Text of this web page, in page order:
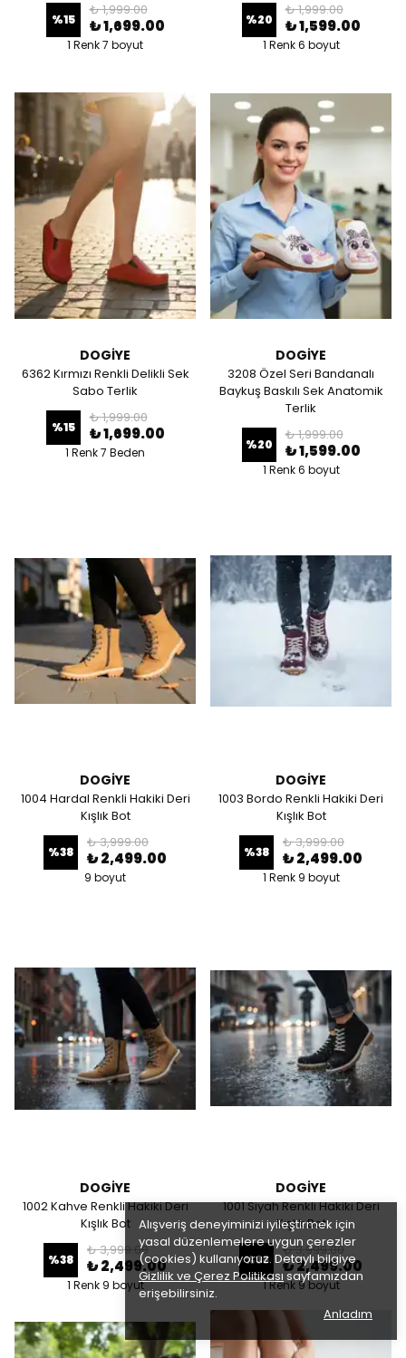
Alışveriş deneyiminizi iyileştirmek için
yasal düzenlemelere uygun çerezler
(cookies) kullanıyoruz. Detaylı bilgiye
Gizlilik ve Çerez Politikasısayfamızdan
erişebilirsiniz.
Anladım
%15
₺ 1,999.00
₺ 1,699.00
1 Renk 7 boyut
%20
₺ 1,999.00
₺ 1,599.00
1 Renk 6 boyut
DOGİYE
6362 Kırmızı Renkli Delikli Sek
Sabo Terlik
%15
₺ 1,999.00
₺ 1,699.00
1 Renk 7 Beden
DOGİYE
3208 Özel Seri Bandanalı
Baykuş Baskılı Sek Anatomik
Terlik
%20
₺ 1,999.00
₺ 1,599.00
1 Renk 6 boyut
DOGİYE
1004 Hardal Renkli Hakiki Deri
Kışlık Bot
%38
₺ 3,999.00
₺ 2,499.00
9 boyut
DOGİYE
1003 Bordo Renkli Hakiki Deri
Kışlık Bot
%38
₺ 3,999.00
₺ 2,499.00
1 Renk 9 boyut
DOGİYE
1002 Kahve Renkli Hakiki Deri
Kışlık Bot
%38
₺ 3,999.00
₺ 2,499.00
1 Renk 9 boyut
DOGİYE
1001 Siyah Renkli Hakiki Deri
Kışlık Bot
%38
₺ 3,999.00
₺ 2,499.00
1 Renk 9 boyut